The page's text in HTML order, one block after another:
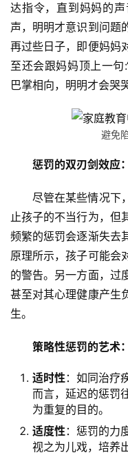
关
力
达指令，直到妈妈的
声，明明才意识到问题
再过些日子，即便妈妈
至还会跟妈妈顶上一句
巴掌相向，明明才会哭
避免
惩罚的双刃剑效应：
尽管在某些情况下
止孩子的不当行为，但
频繁的惩罚会逐渐失去
原理所示，孩子可能会
的警告。另一方面，过
甚至对其心理健康产生
生。
策略性惩罚的艺术：
适时性：如同治疗
而言，延迟的惩罚
为重复的目的。
适度性：惩罚的力
视之为儿戏，培养